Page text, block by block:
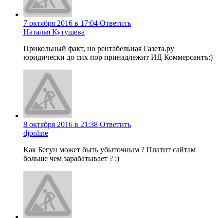
7 октября 2016 в 17:04 Ответить
Наталья Кутушева
Прикольный факт, но рентабельная Газета.ру
юридически до сих пор принадлежит ИД Коммерсантъ:)
8 октября 2016 в 21:38 Ответить
djonline
Как Бегун может быть убыточным ? Платит сайтам
больше чем зарабатывает ? :)